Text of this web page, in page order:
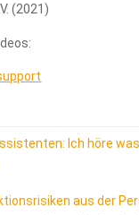
(2021)
Ich höre
aus der